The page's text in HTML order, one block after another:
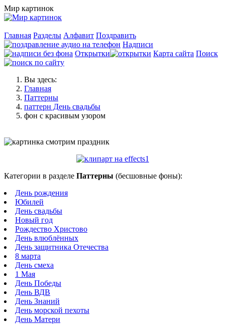
Мир картинок
Главная Разделы Алфавит Поздравить
Надписи
Открытки
Карта сайта Поиск
Вы здесь:
Главная
Паттерны
паттерн День свадьбы
фон с красивым узором
Категории в разделе Паттерны (бесшовные фоны):
День рождения
Юбилей
День свадьбы
Новый год
Рождество Христово
День влюблённых
День защитника Отечества
8 марта
День смеха
1 Мая
День Победы
День ВДВ
День Знаний
День морской пехоты
День Матери